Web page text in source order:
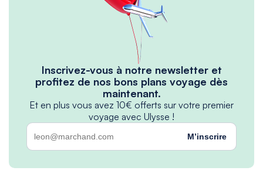
Inscrivez-vous à notre newsletter et
profitez de nos bons plans voyage dès
maintenant.
Et en plus vous avez 10€ offerts sur votre premier
voyage avec Ulysse !
M’inscrire